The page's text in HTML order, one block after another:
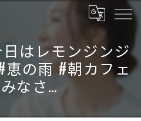
はレモンジンジ
恵の雨 #朝カフェ
なさ…